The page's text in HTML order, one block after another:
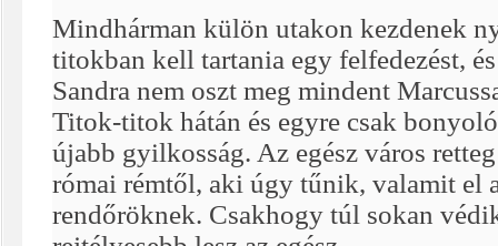
Mindhárman külön utakon kezdenek
titokban kell tartania egy felfedezést,
Sandra nem oszt meg mindent
Titok-titok hátán és egyre csak
újabb gyilkosság. Az egész város
római rémtől, aki úgy tűnik, valamit el
rendőröknek. Csakhogy túl sokan